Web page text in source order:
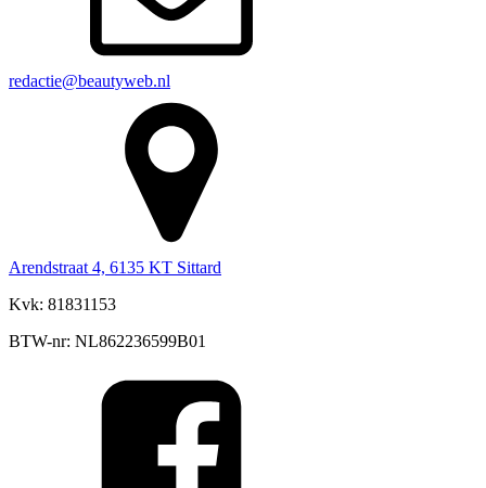
redactie@beautyweb.nl
Arendstraat 4, 6135 KT Sittard
Kvk: 81831153
BTW-nr: NL862236599B01